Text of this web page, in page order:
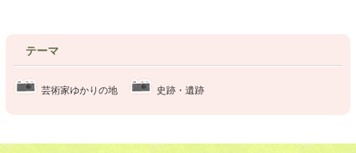
テーマ
芸術家ゆかりの地 史跡・遺跡